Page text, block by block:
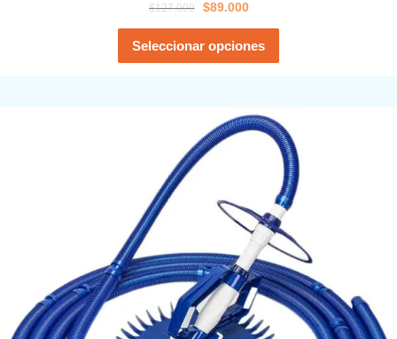
$127.000 $89.000
Seleccionar opciones